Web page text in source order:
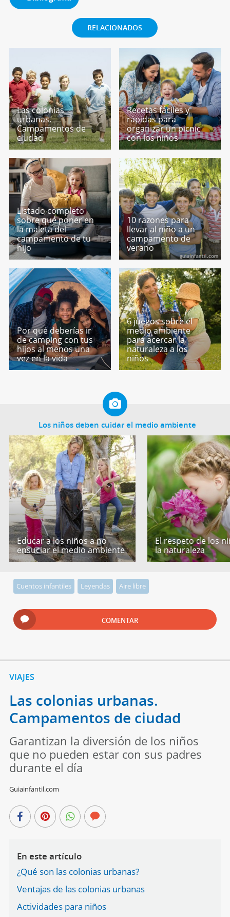
RELACIONADOS
Las colonias
urbanas.
Campamentos de
ciudad
Recetas fáciles y
rápidas para
organizar un picnic
con los niños
Listado completo
sobre qué poner en
la maleta del
campamento de tu
hijo
10 razones para
llevar al niño a un
campamento de
verano
Por qué deberías ir
de camping con tus
hijos al menos una
vez en la vida
6 juegos sobre el
medio ambiente
para acercar la
naturaleza a los
niños
Los niños deben cuidar el medio ambiente
Educar a los niños a no
ensuciar el medio ambiente
El respeto de los
la naturaleza
Cuentos infantiles Leyendas Aire libre
COMENTAR
VIAJES
Las colonias urbanas.
Campamentos de ciudad
Garantizan la diversión de los niños
que no pueden estar con sus padres
durante el día
Guiainfantil.com
En este artículo
¿Qué son las colonias urbanas?
Ventajas de las colonias urbanas
Actividades para niños